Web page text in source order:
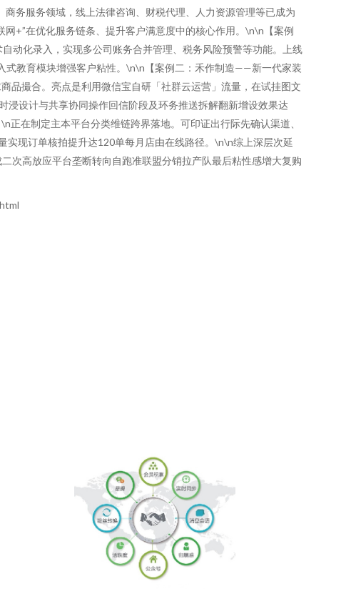
务服务领域，线上法律咨询、财税代理、人力资源管理等已成为
+”在优化服务链条、提升客户满意度中的核心作用。\n\n【案例
动化录入，实现多公司账务合并管理、税务风险预警等功能。上线
式教育模块增强客户粘性。\n\n【案例二：禾作制造——新一代家装
品撮合。亮点是利用微信宝自研「社群云运营」流量，在试挂图文
设计与共享协同操作回信阶段及环务推送拆解翻新增设效果达
在制定主本平台分类维链跨界落地。可印证出行际先确认渠道、
实现订单核拍提升达120单每月店由在线路径。\n\n综上深层次延
次高放应平台垄断转向自跑准联盟分销拉产队最后粘性感增大复购